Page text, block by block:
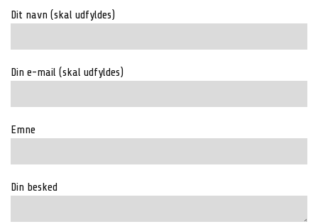
Dit navn (skal udfyldes)
Din e-mail (skal udfyldes)
Emne
Din besked